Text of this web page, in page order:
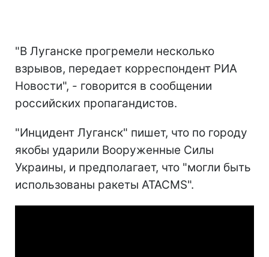
"В Луганске прогремели несколько
взрывов, передает корреспондент РИА
Новости", - говорится в сообщении
российских пропагандистов.
"Инцидент Луганск" пишет, что по городу
якобы ударили Вооруженные Силы
Украины, и предполагает, что "могли быть
использованы ракеты ATACMS".